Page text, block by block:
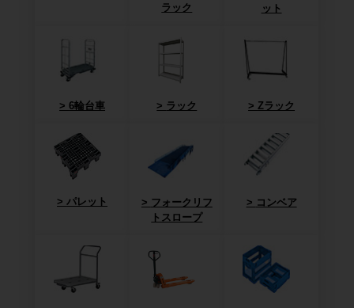
ラック
ット
6輪台車 ラック Zラック
パレット
フォークリフ
トスロープ
コンベア